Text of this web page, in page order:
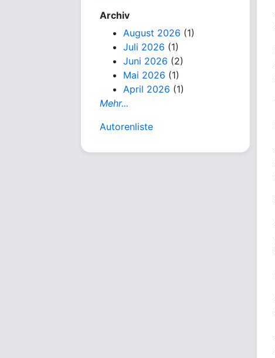
Archiv
August 2026 (1)
Juli 2026 (1)
Juni 2026 (2)
Mai 2026 (1)
April 2026 (1)
Mehr...
Autorenliste